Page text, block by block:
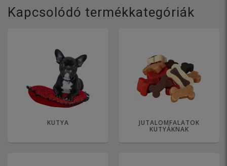
Kapcsolódó termékkategóriák
KUTYA JUTALOMFALATOK
KUTYÁKNAK